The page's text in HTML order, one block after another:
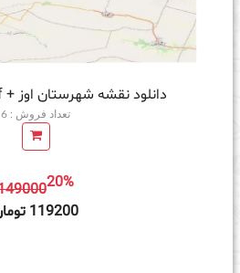
دانلود نقشه شهرستان اوز + pdf با کیفیت بالا
تعداد فروش : 6
14900020%
119200 تومان